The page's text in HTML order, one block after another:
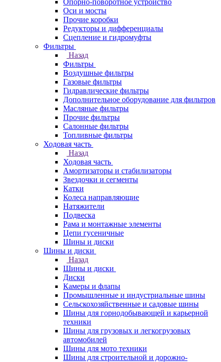
Опорно-поворотное устройство
Оси и мосты
Прочие коробки
Редукторы и дифференциалы
Сцепление и гидромуфты
Фильтры
Назад
Фильтры
Воздушные фильтры
Газовые фильтры
Гидравлические фильтры
Дополнительное оборудование для фильтров
Масляные фильтры
Прочие фильтры
Салонные фильтры
Топливные фильтры
Ходовая часть
Назад
Ходовая часть
Амортизаторы и стабилизаторы
Звездочки и сегменты
Катки
Колеса направляющие
Натяжители
Подвеска
Рама и монтажные элементы
Цепи гусеничные
Шины и диски
Шины и диски
Назад
Шины и диски
Диски
Камеры и флапы
Промышленные и индустриальные шины
Сельскохозяйственные и садовые шины
Шины для горнодобывающей и карьерной
техники
Шины для грузовых и легкогрузовых
автомобилей
Шины для мото техники
Шины для строительной и дорожно-